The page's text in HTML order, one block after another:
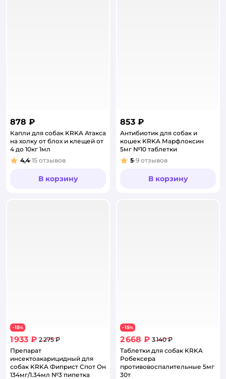
878 ₽
Капли для собак KRKA Атакса
на холку от блох и клещей от
4 до 10кг 1мл
Рейтинг:
4,4 15 отзывов
В корзину
853 ₽
Антибиотик для собак и
кошек KRKA Марфлоксин
5мг №10 таблетки
Рейтинг:
5 9 отзывов
В корзину
−15%
1 933 ₽ 2 275 ₽
Препарат
инсектоакарицидный для
собак KRKA Фиприст Спот Он
134мг/1.34мл №3 пипетка
−15%
2 668 ₽ 3 140 ₽
Таблетки для собак KRKA
Робексера
противовоспалительные 5мг
30т